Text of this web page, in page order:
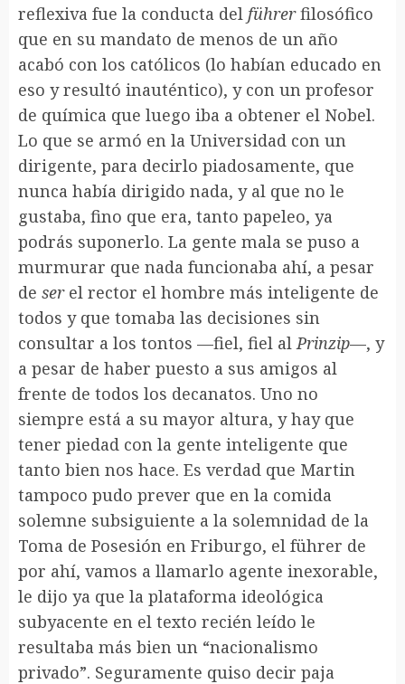
reflexiva fue la conducta del führerfilosófico
que en su mandato de menos de un año
acabó con los católicos (lo habían educado en
eso y resultó inauténtico), y con un profesor
de química que luego iba a obtener el Nobel.
Lo que se armó en la Universidad con un
dirigente, para decirlo piadosamente, que
nunca había dirigido nada, y al que no le
gustaba, fino que era, tanto papeleo, ya
podrás suponerlo. La gente mala se puso a
murmurar que nada funcionaba ahí, a pesar
de serel rector el hombre más inteligente de
todos y que tomaba las decisiones sin
consultar a los tontos —fiel, fiel alPrinzip—, y
a pesar de haber puesto a sus amigos al
frente de todos los decanatos. Uno no
siempre está a su mayor altura, y hay que
tener piedad con la gente inteligente que
tanto bien nos hace. Es verdad que Martin
tampoco pudo prever que en la comida
solemne subsiguiente a la solemnidad de la
Toma de Posesión en Friburgo, el führer de
por ahí, vamos a llamarlo agente inexorable,
le dijo ya que la plataforma ideológica
subyacente en el texto recién leído le
resultaba más bien un “nacionalismo
privado”. Seguramente quiso decir paja